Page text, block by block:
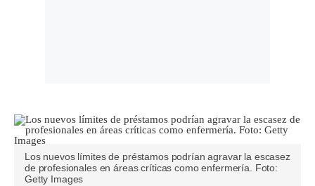
Los nuevos límites de préstamos podrían agravar la escasez
de profesionales en áreas críticas como enfermería. Foto:
Getty Images